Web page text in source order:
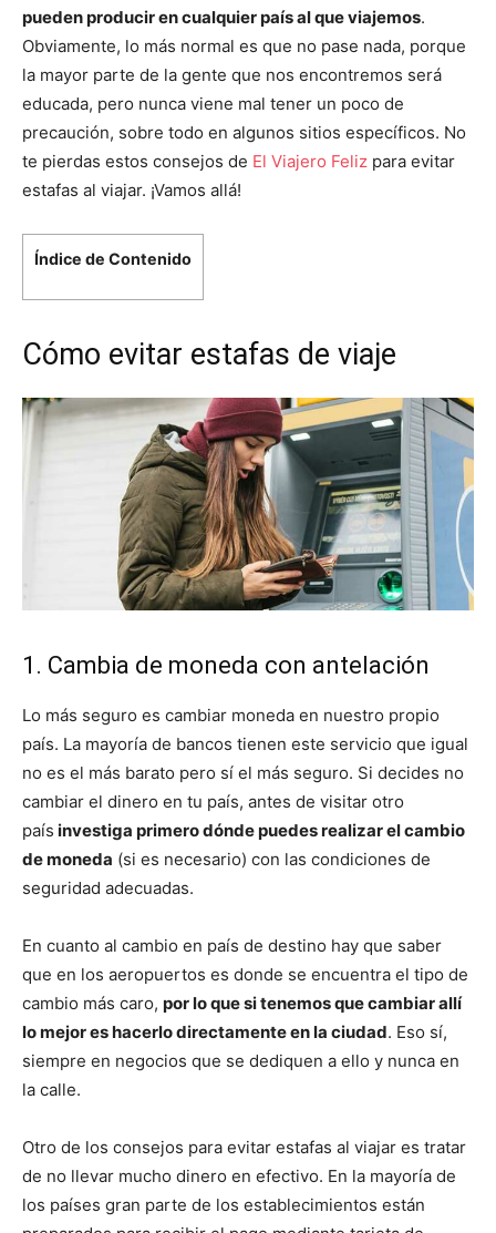
pueden producir en cualquier país al que viajemos.
Obviamente, lo más normal es que no pase nada, porque
la mayor parte de la gente que nos encontremos será
educada, pero nunca viene mal tener un poco de
precaución, sobre todo en algunos sitios específicos. No
te pierdas estos consejos de El Viajero Feliz para evitar
estafas al viajar. ¡Vamos allá!
Índice de Contenido
Cómo evitar estafas de viaje
1. Cambia de moneda con antelación
Lo más seguro es cambiar moneda en nuestro propio
país. La mayoría de bancos tienen este servicio que igual
no es el más barato pero sí el más seguro. Si decides no
cambiar el dinero en tu país, antes de visitar otro
país investiga primero dónde puedes realizar el cambio
de moneda (si es necesario) con las condiciones de
seguridad adecuadas.
En cuanto al cambio en país de destino hay que saber
que en los aeropuertos es donde se encuentra el tipo de
cambio más caro, por lo que si tenemos que cambiar allí
lo mejor es hacerlo directamente en la ciudad. Eso sí,
siempre en negocios que se dediquen a ello y nunca en
la calle.
Otro de los consejos para evitar estafas al viajar es tratar
de no llevar mucho dinero en efectivo. En la mayoría de
los países gran parte de los establecimientos están